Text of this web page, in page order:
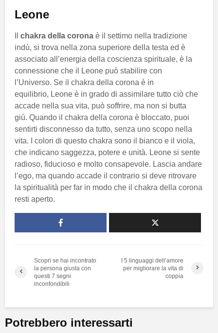
Leone
chakra della corona è il settimo nella tradizione
indù, si trova nella zona superiore della testa ed è
associato all’energia della coscienza spirituale, è la
connessione che il Leone può stabilire con
l’Universo. Se il chakra della corona è in
equilibrio, Leone è in grado di assimilare tutto ciò che
accade nella sua vita, può soffrire, ma non si butta
giù. Quando il chakra della corona è bloccato, puoi
sentirti disconnesso da tutto, senza uno scopo nella
vita. I colori di questo chakra sono il bianco e il viola,
che indicano saggezza, potere e unità. Leone si sente
radioso, fiducioso e molto consapevole. Lascia andare
l’ego, ma quando accade il contrario si deve ritrovare
la spiritualità per far in modo che il chakra della corona
resti aperto.
Scopri se hai incontrato
la persona giusta con
questi 7 segni
inconfondibili
I 5 linguaggi dell’amore
per migliorare la vita di
coppia
Potrebbero interessarti